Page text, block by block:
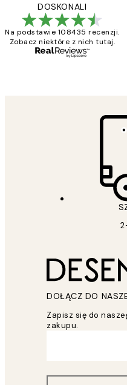
DOSKONALI
Na podstawie 108435 recenzji.
Zobacz niektóre z nich tutaj.
DOŁĄCZ DO
Zapisz się do
zakupu.